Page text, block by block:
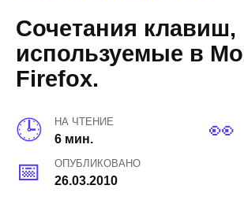
Сочетания клавиш,
используемые в
Firefox.
НА ЧТЕНИЕ
6 мин.
ОПУБЛИКОВАНО
26.03.2010